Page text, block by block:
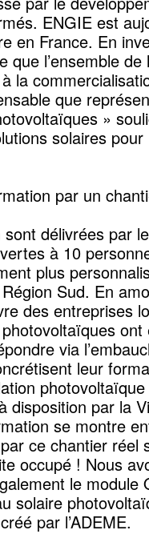
ENGIE est
en France. En
que l’ensemble
la
que
»
solaires
par un
délivrées par
à 10
plus
Sud. En
des entreprises
via
leur
disposition par la
se montre
ce chantier réel
occupé ! Nous
le module
solaire
par l’ADEME.